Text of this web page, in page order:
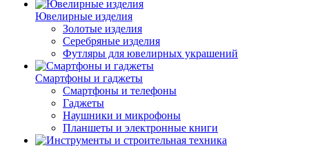
Ювелирные изделия
Золотые изделия
Серебряные изделия
Футляры для ювелирных украшений
Смартфоны и гаджеты
Смартфоны и телефоны
Гаджеты
Наушники и микрофоны
Планшеты и электронные книги